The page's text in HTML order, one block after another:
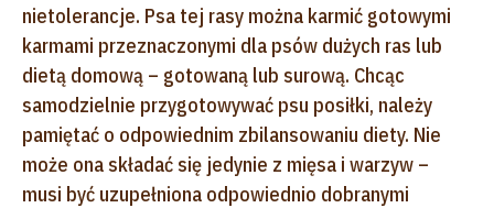
nietolerancje. Psa tej rasy można karmić gotowymi
karmami przeznaczonymi dla psów dużych ras lub
dietą domową – gotowaną lub surową. Chcąc
samodzielnie przygotowywać psu posiłki, należy
pamiętać o odpowiednim zbilansowaniu diety. Nie
może ona składać się jedynie z mięsa i warzyw –
musi być uzupełniona odpowiednio dobranymi